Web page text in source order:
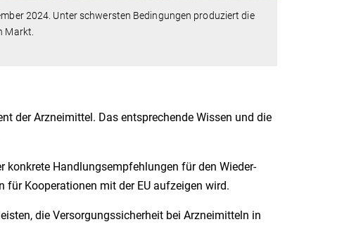
2024. Unter schwersten Bedingungen produziert die
Markt.
der Arzneimittel. Das entsprechende Wissen und die
konkrete Handlungsempfehlungen für den Wieder­
für Kooperationen mit der EU aufzeigen wird.
die Versorgungssicherheit bei Arzneimitteln in